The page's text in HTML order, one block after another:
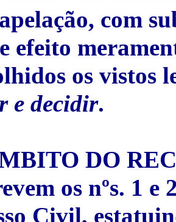
com
efeito
os vistos
e decidir.
DO
os nºs. 1 e
Civil,